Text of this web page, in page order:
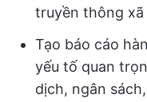
truyền thông xã
Tạo báo cáo
yếu tố quan
dịch, ngân